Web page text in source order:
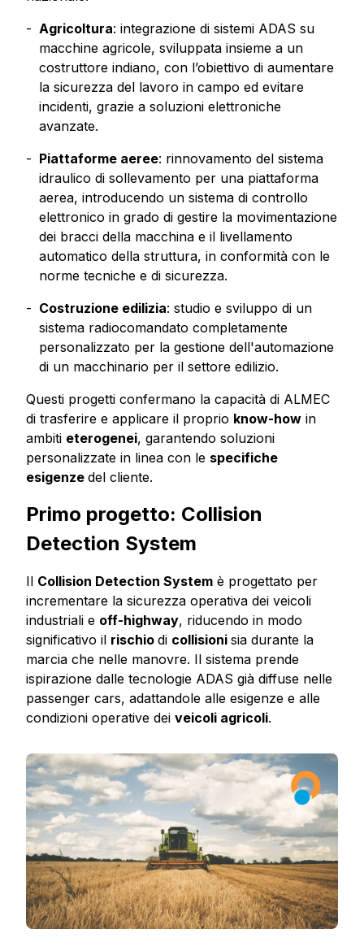
Agricoltura: integrazione di sistemi ADAS su
macchine agricole, sviluppata insieme a un
costruttore indiano, con l’obiettivo di aumentare
la sicurezza del lavoro in campo ed evitare
incidenti, grazie a soluzioni elettroniche
avanzate.
Piattaforme aeree: rinnovamento del sistema
idraulico di sollevamento per una piattaforma
aerea, introducendo un sistema di controllo
elettronico in grado di gestire la movimentazione
dei bracci della macchina e il livellamento
automatico della struttura, in conformità con le
norme tecniche e di sicurezza.
Costruzione edilizia: studio e sviluppo di un
sistema radiocomandato completamente
personalizzato per la gestione dell'automazione
di un macchinario per il settore edilizio.
Questi progetti confermano la capacità di ALMEC
di trasferire e applicare il proprio know-how in
ambiti eterogenei, garantendo soluzioni
personalizzate in linea con le specifiche
esigenze del cliente.
Primo progetto: Collision
Detection System
Il Collision Detection System è progettato per
incrementare la sicurezza operativa dei veicoli
industriali e off-highway, riducendo in modo
significativo il rischio di collisioni sia durante la
marcia che nelle manovre. Il sistema prende
ispirazione dalle tecnologie ADAS già diffuse nelle
passenger cars, adattandole alle esigenze e alle
condizioni operative dei veicoli agricoli.